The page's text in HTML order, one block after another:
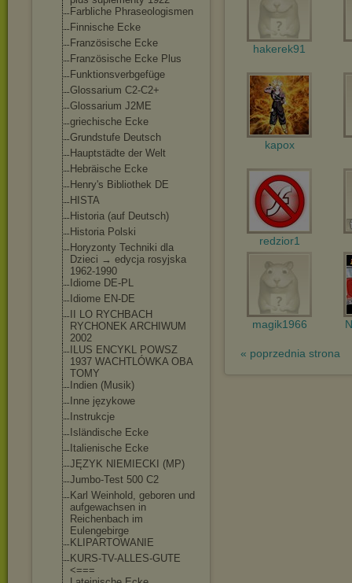
Farbliche Phraseologismen
Finnische Ecke
Französische Ecke
Französische Ecke Plus
Funktionsverbgefüge
Glossarium C2-C2+
Glossarium J2ME
griechische Ecke
Grundstufe Deutsch
Hauptstädte der Welt
Hebräische Ecke
Henry's Bibliothek DE
HISTA
Historia (auf Deutsch)
Historia Polski
Horyzonty Techniki dla
Dzieci → edycja rosyjska
1962-1990
Idiome DE-PL
Idiome EN-DE
II LO RYCHBACH
RYCHONEK ARCHIWUM
2002
ILUS ENCYKL POWSZ
1937 WACHTLÓWKA OBA
TOMY
Indien (Musik)
Inne językowe
Instrukcje
Isländische Ecke
Italienische Ecke
JĘZYK NIEMIECKI (MP)
Jumbo-Test 500 C2
Karl Weinhold, geboren und
aufgewachsen in
Reichenbach im
Eulengebirge
KLIPARTOWANIE
KURS-TV-ALLES-GUTE
<===
hakerek91
kapox
redzior1
magik1966
« poprzednia strona